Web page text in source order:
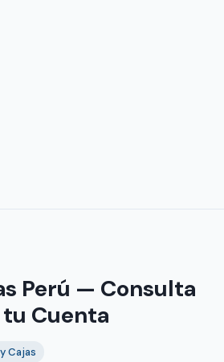
Perú — Consulta
Cuenta
Cajas